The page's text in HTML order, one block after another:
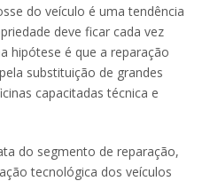
do veículo é uma tendência
deve ficar cada vez
hipótese é que a reparação
substituição de grandes
capacitadas técnica e
do segmento de reparação,
tecnológica dos veículos